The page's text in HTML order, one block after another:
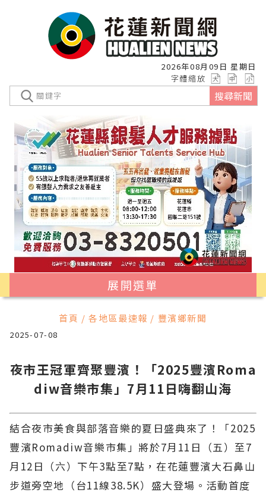
2026年08月09日 星期日
字體縮放
搜尋新聞
展開選單
首頁 / 各地區最速報 / 豐濱鄉新聞
2025-07-08
夜市王冠軍齊聚豐濱！「2025豐濱Roma
diw音樂市集」7月11日嗨翻山海
結合夜市美食與部落音樂的夏日盛典來了！「2025
豐濱Romadiw音樂市集」將於7月11日（五）至7
月12日（六）下午3點至7點，在花蓮豐濱大石鼻山
步道旁空地（台11線38.5K）盛大登場。活動首度